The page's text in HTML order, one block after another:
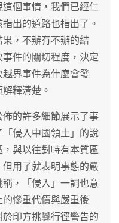
個事情，我們已經仁
出的道路也指出了。
，不辦有不辦的結
件的關切程度，決定
界事件為什麼會發
釋清楚。
的許多細節展示了事
侵入中國領土」的說
與以往對峙有本質區
用了就表明事態的嚴
，「侵入」一詞也意
慘重代價與嚴重後
印方挑釁行徑警告的